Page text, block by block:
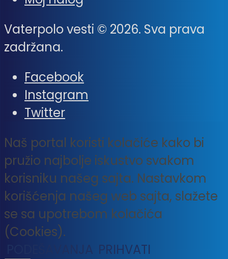
Vaterpolo vesti © 2026. Sva prava
zadržana.
Facebook
Instagram
Twitter
Naš portal koristi kolačiće kako bi
pružio najbolje iskustvo svakom
korisniku našeg sajta. Nastavkom
korišćenja našeg web sajta, slažete
se sa upotrebom kolačića
(Cookies).
PODEŠAVANJA PRIHVATI